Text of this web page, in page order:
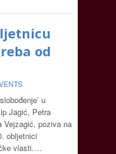
od
u
Jagić, Petra
Vejzagić, poziva na
obljetnici
vlasti….